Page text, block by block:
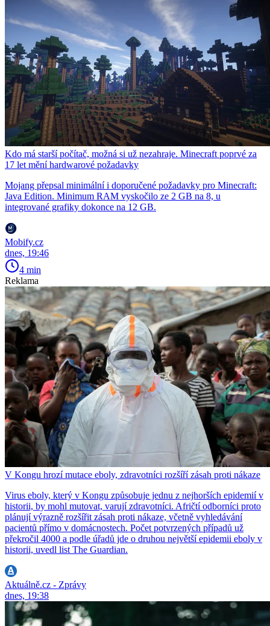
Kdo má starší počítač, možná si už nezahraje. Minecraft poprvé za
17 let mění hardwarové požadavky
Mojang přepsal minimální i doporučené požadavky pro Minecraft:
Java Edition. Minimum RAM vyskočilo ze 2 GB na 8, u
integrované grafiky dokonce na 12 GB.
Mobify.cz
dnes, 19:46
4 min
Reklama
V Kongu hrozí mutace eboly, zdravotníci rozšíří zásah proti nákaze
Virus eboly, který v Kongu způsobuje jednu z nejhorších epidemií v
historii, by mohl mutovat, varují zdravotníci. Afričtí odborníci proto
plánují výrazně rozšířit zásah proti nákaze, včetně vyhledávání
pacientů přímo v domácnostech. Počet potvrzených případů už
překročil 4000 a podle úřadů jde o druhou největší epidemii eboly v
historii, uvedl list The Guardian.
Aktuálně.cz - Zprávy
dnes, 19:38